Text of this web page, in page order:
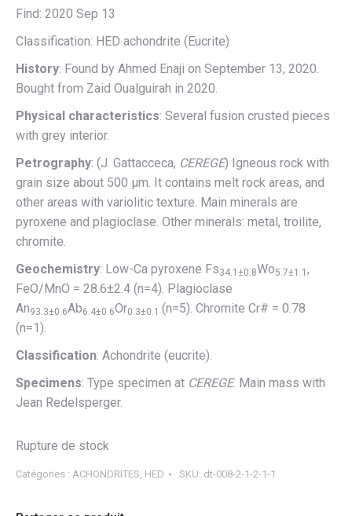
Find: 2020 Sep 13
Classification: HED achondrite (Eucrite)
History: Found by Ahmed Enaji on September 13, 2020.
Bought from Zaid Oualguirah in 2020.
Physical characteristics: Several fusion crusted pieces
with grey interior.
Petrography: (J. Gattacceca, CEREGE) Igneous rock with
grain size about 500 µm. It contains melt rock areas, and
other areas with variolitic texture. Main minerals are
pyroxene and plagioclase. Other minerals: metal, troilite,
chromite.
Geochemistry: Low-Ca pyroxene Fs34.1±0.8Wo5.7±1.1 ,
FeO/MnO = 28.6±2.4 (n=4). Plagioclase
An93.3±0.6Ab6.4±0.6Or0.3±0.1 (n=5). Chromite Cr# = 0.78
(n=1).
Classification: Achondrite (eucrite).
Specimens: Type specimen at CEREGE. Main mass with
Jean Redelsperger.
Rupture de stock
Catégories : ACHONDRITES, HED SKU: dt-008-2-1-2-1-1